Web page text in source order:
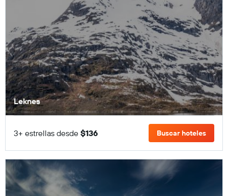
Leknes
3+ estrellas desde $136 Buscar hoteles